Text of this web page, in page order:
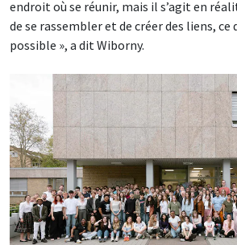
endroit où se réunir, mais il s’agit en
de se rassembler et de créer des liens, ce
possible », a dit Wiborny.